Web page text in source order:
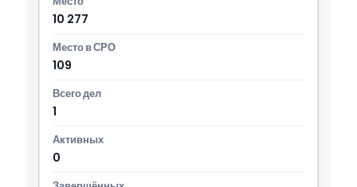
10 277
109
1
0